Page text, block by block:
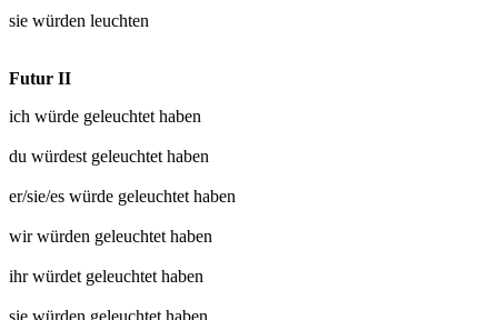
sie würden leuchten
Futur II
ich würde geleuchtethaben
du würdest geleuchtethaben
er/sie/es würde geleuchtethaben
wir würden geleuchtethaben
ihr würdet geleuchtethaben